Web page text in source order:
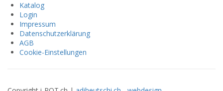
Katalog
Login
Impressum
Datenschutzerklärung
AGB
Cookie-Einstellungen